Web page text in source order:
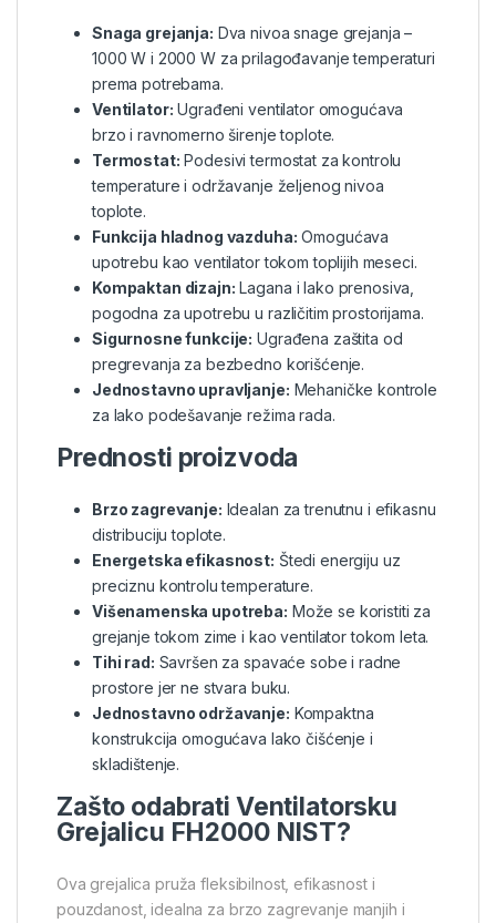
Snaga grejanja: Dva nivoa snage grejanja –
1000 W i 2000 W za prilagođavanje temperaturi
prema potrebama.
Ventilator: Ugrađeni ventilator omogućava
brzo i ravnomerno širenje toplote.
Termostat: Podesivi termostat za kontrolu
temperature i održavanje željenog nivoa
toplote.
Funkcija hladnog vazduha: Omogućava
upotrebu kao ventilator tokom toplijih meseci.
Kompaktan dizajn: Lagana i lako prenosiva,
pogodna za upotrebu u različitim prostorijama.
Sigurnosne funkcije: Ugrađena zaštita od
pregrevanja za bezbedno korišćenje.
Jednostavno upravljanje: Mehaničke kontrole
za lako podešavanje režima rada.
Prednosti proizvoda
Brzo zagrevanje: Idealan za trenutnu i efikasnu
distribuciju toplote.
Energetska efikasnost: Štedi energiju uz
preciznu kontrolu temperature.
Višenamenska upotreba: Može se koristiti za
grejanje tokom zime i kao ventilator tokom leta.
Tihi rad: Savršen za spavaće sobe i radne
prostore jer ne stvara buku.
Jednostavno održavanje: Kompaktna
konstrukcija omogućava lako čišćenje i
skladištenje.
Zašto odabrati Ventilatorsku
Grejalicu FH2000 NIST?
Ova grejalica pruža fleksibilnost, efikasnost i
pouzdanost, idealna za brzo zagrevanje manjih i